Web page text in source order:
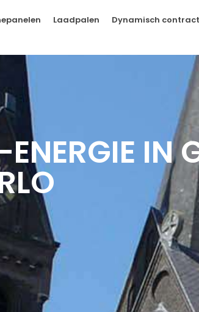
Laadpalen Dynamisch contract
IN